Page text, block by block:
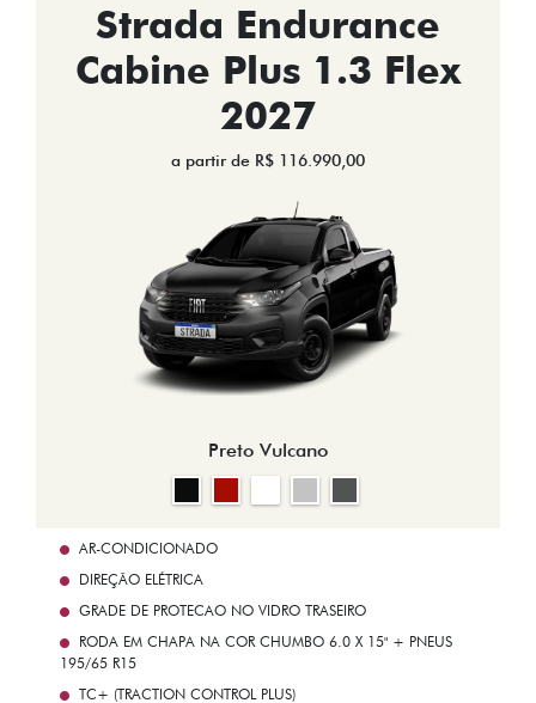
Strada Endurance
Cabine Plus 1.3 Flex
2027
a partir de R$ 116.990,00
Preto Vulcano
AR-CONDICIONADO
DIREÇÃO ELÉTRICA
GRADE DE PROTECAO NO VIDRO TRASEIRO
RODA EM CHAPA NA COR CHUMBO 6.0 X 15" + PNEUS
195/65 R15
TC+ (TRACTION CONTROL PLUS)